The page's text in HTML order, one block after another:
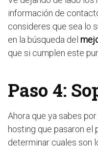
información de
consideres que sea lo
en la búsqueda del
que si cumplen este
Paso 4:
Ahora que ya sabes
hosting que pasaron el
determinar cuales son